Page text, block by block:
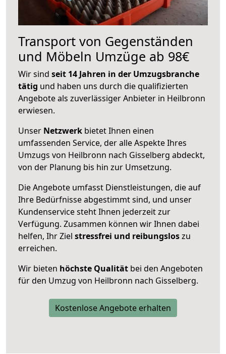
Transport von Gegenständen
und Möbeln Umzüge ab 98€
Wir sind seit 14 Jahren in der Umzugsbranche
tätig und haben uns durch die qualifizierten
Angebote als zuverlässiger Anbieter in Heilbronn
erwiesen.
Unser Netzwerk bietet Ihnen einen
umfassenden Service, der alle Aspekte Ihres
Umzugs von Heilbronn nach Gisselberg abdeckt,
von der Planung bis hin zur Umsetzung.
Die Angebote umfasst Dienstleistungen, die auf
Ihre Bedürfnisse abgestimmt sind, und unser
Kundenservice steht Ihnen jederzeit zur
Verfügung. Zusammen können wir Ihnen dabei
helfen, Ihr Ziel stressfrei und reibungsloszu
erreichen.
Wir bieten höchste Qualität bei den Angeboten
für den Umzug von Heilbronn nach Gisselberg.
Kostenlose Angebote erhalten